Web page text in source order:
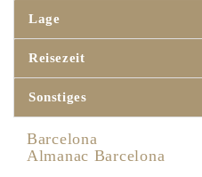
Lage
Reisezeit
Sonstiges
Barcelona
Almanac Barcelona